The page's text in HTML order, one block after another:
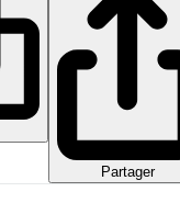
Partager